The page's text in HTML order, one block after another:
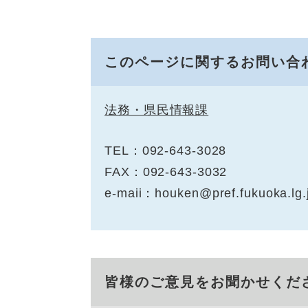
このページに関するお問い合
法務・県民情報課
TEL：092-643-3028
FAX：092-643-3032
e-maii：
皆様のご意見をお聞かせくだ